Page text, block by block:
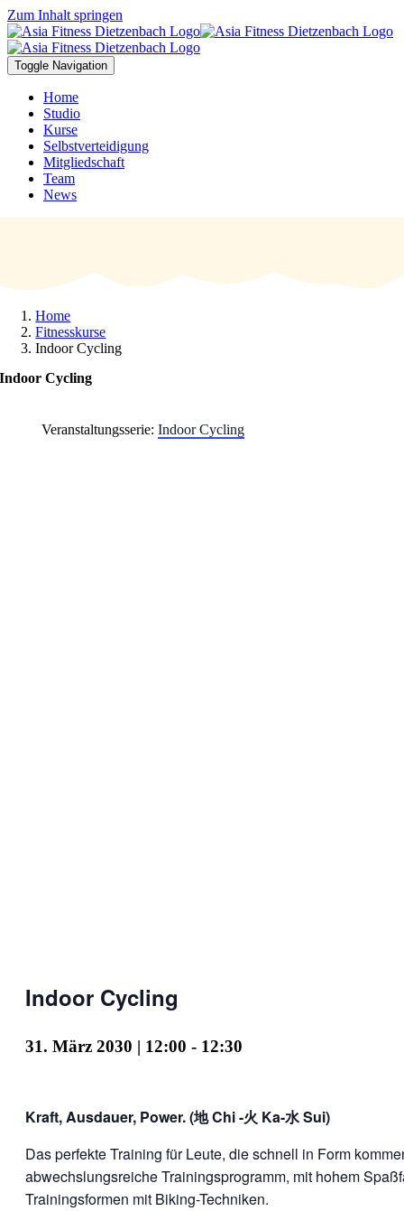
Zum Inhalt springen
Toggle Navigation
Home
Studio
Kurse
Selbstverteidigung
Mitgliedschaft
Team
News
Home
Fitnesskurse
Indoor Cycling
Indoor Cycling
Veranstaltungsserie: Indoor Cycling
Indoor Cycling
31. März 2030 | 12:00 - 12:30
Kraft, Ausdauer, Power. (地 Chi -火 Ka-水 Sui)
Das perfekte Training für Leute, die schnell in Form
abwechslungsreiche Trainingsprogramm, mit hohem
Trainingsformen mit Biking-Techniken.